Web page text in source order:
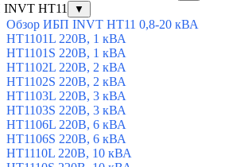
HT11 ▼
Обзор ИБП INVT HT11 0,8-20 кВА
HT1101L 220В, 1 кВА
HT1101S 220В, 1 кВА
HT1102L 220В, 2 кВА
HT1102S 220В, 2 кВА
HT1103L 220В, 3 кВА
HT1103S 220В, 3 кВА
HT1106L 220В, 6 кВА
HT1106S 220В, 6 кВА
HT1110L 220В, 10 кВА